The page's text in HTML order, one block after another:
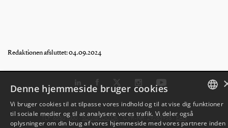
Redaktionen afsluttet: 04.09.2024
TLF: 6550 1000 ·SDU@SDU.DK · CVR-NR: 29283958 ·EAN
Denne hjemmeside bruger cookies
Vi bruger cookies til at tilpasse vores indhold og til at vise dig funktioner
til sociale medier og til at analysere vores trafik. Vi deler også
oplysninger om din brug af vores hjemmeside med vores partnere inden